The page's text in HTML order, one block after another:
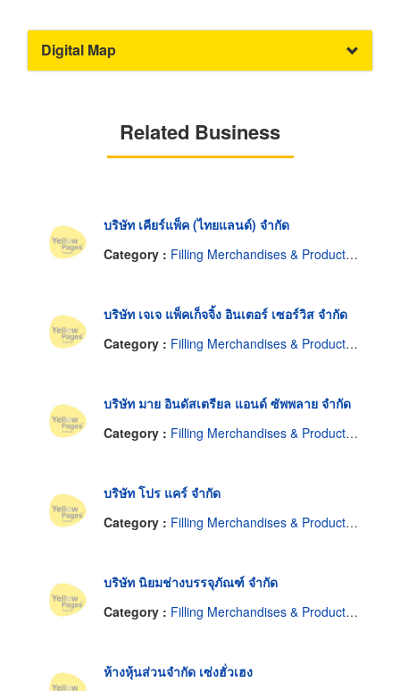
Digital Map
Related Business
บริษัท เคียร์แพ็ค (ไทยแลนด์) จำกัด
Category : Filling Merchandises & Products-Contractors
บริษัท เจเจ แพ็คเก็จจิ้ง อินเตอร์ เซอร์วิส จำกัด
Category : Filling Merchandises & Products-Contractors
บริษัท มาย อินดัสเตรียล แอนด์ ซัพพลาย จำกัด
Category : Filling Merchandises & Products-Contractors
บริษัท โปร แคร์ จำกัด
Category : Filling Merchandises & Products-Contractors
บริษัท นิยมช่างบรรจุภัณฑ์ จำกัด
Category : Filling Merchandises & Products-Contractors
ห้างหุ้นส่วนจำกัด เซ่งฮั่วเฮง